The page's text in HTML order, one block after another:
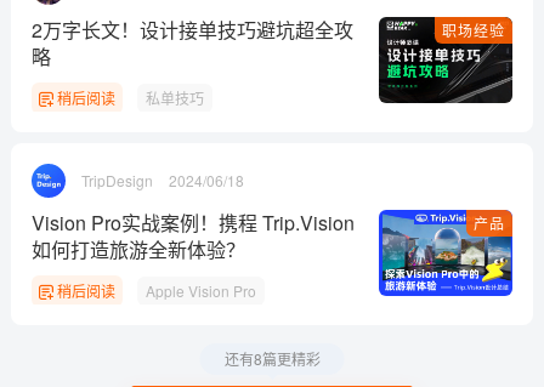
职场经验
2万字长文！设计接单技巧避坑超全攻
略
稍后阅读 私单技巧
TripDesign 2024/06/18
产品
Vision Pro实战案例！携程 Trip.Vision
如何打造旅游全新体验？
稍后阅读 Apple Vision Pro
还有8篇更精彩